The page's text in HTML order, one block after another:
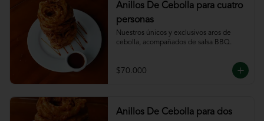
Anillos De Cebolla para cuatro
personas
Nuestros únicos y exclusivos aros de
cebolla, acompañados de salsa BBQ.
$70.000
Anillos De Cebolla para dos